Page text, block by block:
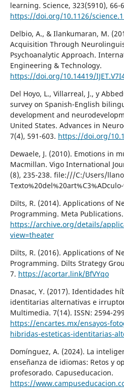
learning. Science, 323(5910), 66-
https://doi.org/10.1126/
Delbio, A., & Ilankumaran, M.
Acquisition Through
Psychoanalytic Approach.
Engineering & Technology.
https://doi.org/10.14419/
Del Hoyo, L., Villarreal, J., y
survey on Spanish-English
development and
United States. Advances in
7(4), 591-603. https://doi.org/
Dewaele, J. (2010). Emotions in
Macmillan. Vigo International
(8), 235-238. file:///C:/Users/
Dilts, R. (2014). Applications of
Programming. Meta Publications.
https://archive.org/details/
view=theater
Dilts, R. (2016). Applications of
Programming. Dilts Strategy
7. https://acortar.link/BfVYqo
Dnasac, Y. (2017). Identidades
identitarias alternativas e
Multimedia. 7(14). ISSN: 2594-
https://encartes.mx/ensayos-
hibridas-esteticas-identitarias-
Domínguez, A. (2024). La
enseñanza de idiomas: Retos y
profesorado. Capuseducacion.
https://